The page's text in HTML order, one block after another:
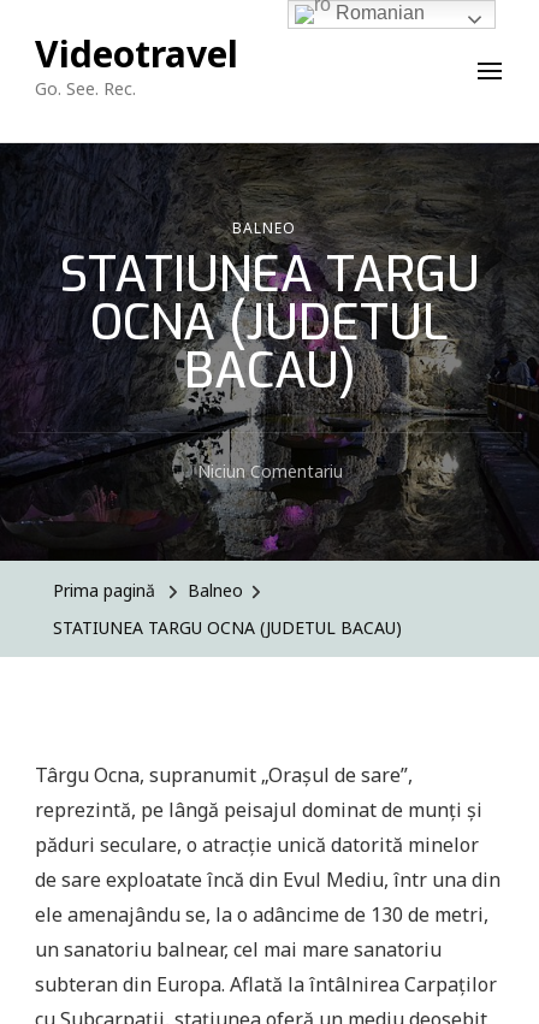
Videotravel
Go. See. Rec.
BALNEO
STATIUNEA TARGU
OCNA (JUDETUL
BACAU)
Niciun ComentariuLa
STATIUNEA
TARGU
BACAU)
Prima pagină
Balneo
STATIUNEA TARGU OCNA (JUDETUL BACAU)
Târgu Ocna, supranumit „Oraşul de sare”,
reprezintă, pe lângă peisajul dominat de munţi şi
păduri seculare, o atracţie unică datorită minelor
de sare exploatate încă din Evul Mediu, într una din
ele amenajându se, la o adâncime de 130 de metri,
un sanatoriu balnear, cel mai mare sanatoriu
subteran din Europa. Aflată la întâlnirea Carpaţilor
Romanian